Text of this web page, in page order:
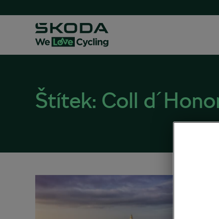
Štítek: Coll
28. 02.